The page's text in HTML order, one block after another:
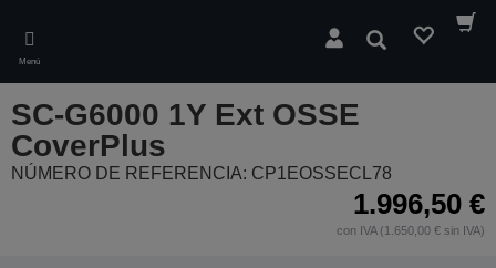
main
content
Menú
Buscar
SC-G6000 1Y Ext OSSE
CoverPlus
NÚMERO DE REFERENCIA: CP1EOSSECL78
1.996,50 €
con IVA (1.650,00 € sin IVA)